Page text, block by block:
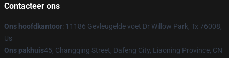
Contacteer ons
Ons hoofdkantoor: 11186 Gevleugelde voet Dr Willow Park, Tx 76008,
Us
Ons pakhuis45, Changqing Street, Dafeng City, Liaoning Province, CN